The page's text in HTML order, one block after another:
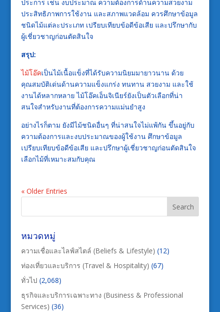
ประการ เช่น งบประมาณ ความต้องการด้านความสวยงาม
ประสิทธิภาพการใช้งาน และสภาพแวดล้อม ควรศึกษาข้อมูล
ชนิดไม้แต่ละประเภท เปรียบเทียบข้อดีข้อเสีย และปรึกษากับ
ผู้เชี่ยวชาญก่อนตัดสินใจ
สรุป:
ไม้โอ๊คเป็นไม้เนื้อแข็งที่ได้รับความนิยมมายาวนาน ด้วย
คุณสมบัติเด่นด้านความแข็งแกร่ง ทนทาน สวยงาม และใช้
งานได้หลากหลาย ไม้โอ๊คเอ็นจิเนียร์ยังเป็นตัวเลือกที่น่า
สนใจสำหรับงานที่ต้องการความแม่นยำสูง
อย่างไรก็ตาม ยังมีไม้ชนิดอื่นๆ ที่น่าสนใจไม่แพ้กัน ขึ้นอยู่กับ
ความต้องการและงบประมาณของผู้ใช้งาน ศึกษาข้อมูล
เปรียบเทียบข้อดีข้อเสีย และปรึกษาผู้เชี่ยวชาญก่อนตัดสินใจ
เลือกไม้ที่เหมาะสมกับคุณ
« Older Entries
หมวดหมู่
ความเชื่อและไลฟ์สไตล์ (Beliefs & Lifestyle) (12)
ท่องเที่ยวและบริการ (Travel & Hospitality) (67)
ทั่วไป (2,068)
ธุรกิจและบริการเฉพาะทาง (Business & Professional
Services) (36)